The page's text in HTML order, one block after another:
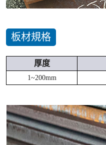
板材規格
厚度
1~200mm